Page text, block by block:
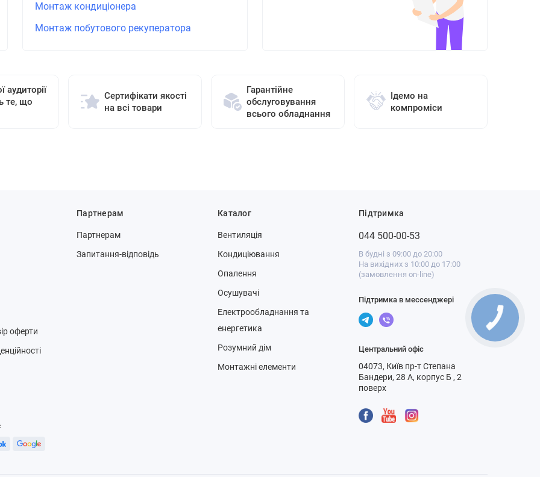
Монтаж кондиціонера
Монтаж побутового рекуператора
аудиторії
те, що
Сертифікати якості
на всі товари
Гарантійне
обслуговування
всього обладнання
Ідемо на
компроміси
оферти
Партнерам
Партнерам
Запитання-відповідь
Каталог
Вентиляція
Кондиціювання
Опалення
Осушувачі
Електрообладнання та
енергетика
Розумний дім
Монтажні елементи
Підтримка
044 500-00-53
В будні з 09:00 до 20:00
На вихідних з 10:00 до 17:00
(замовлення on-line)
Підтримка в мессенджері
Центральний офіс
04073, Київ пр-т Степана
Бандери, 28 А, корпус Б , 2
поверх